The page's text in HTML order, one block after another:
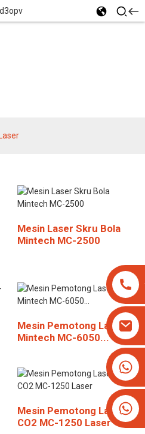
+16266628193
Mesin Laser Skru Bola
Mintech MC-2500
Mesin Pemotong Laser
Mintech MC-6050...
Mesin Pemotong Laser
CO2 MC-1250 Laser